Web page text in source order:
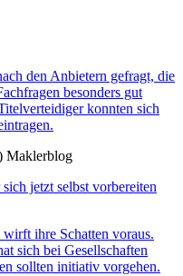
den Anbietern gefragt, die
besonders gut
konnten sich
Maklerblog
jetzt selbst vorbereiten
ihre Schatten voraus.
sich bei Gesellschaften
sollten initiativ vorgehen.